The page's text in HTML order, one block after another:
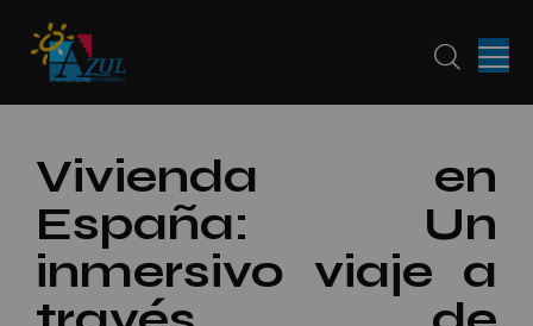
Vivienda en
España: Un
inmersivo viaje a